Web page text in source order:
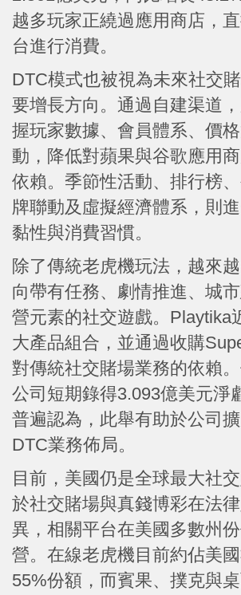
越多玩家正繞過應用商店，
台進行消費。
DTC模式也被視為未來社交
要增長方向。通過自建渠道
握玩家數據、會員體系、價
動，降低對蘋果與谷歌應用
依賴。季節性活動、排行榜
牌聯動及虛擬經濟體系，則
黏性與消費習慣。
除了傳統老虎機玩法，越來
向帶有任務、劇情推進、城
營元素的社交遊戲。Playtika
大產品組合，並通過收購
對傳統社交賭場業務的依賴
公司短期錄得3.093億美元淨
普遍認為，此舉有助於公司
DTC業務佈局。
目前，美國仍是全球最大社
於社交賭場與真錢博彩在法
異，相關平台在美國多數州
營。在線老虎機目前約佔美
55%份額，而賓果、撲克與